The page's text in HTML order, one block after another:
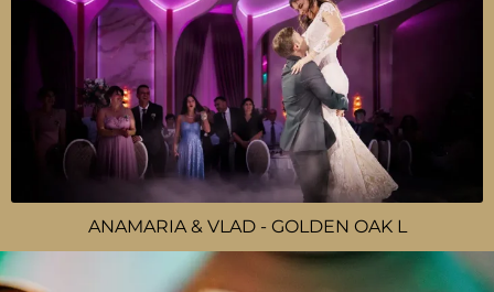
ANAMARIA & VLAD - GOLDEN OAK L